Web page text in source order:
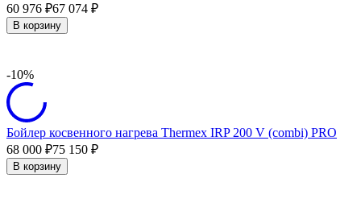
60 976 ₽67 074 ₽
В корзину
-10%
Бойлер косвенного нагрева Thermex IRP 200 V (combi) PRO
68 000 ₽75 150 ₽
В корзину